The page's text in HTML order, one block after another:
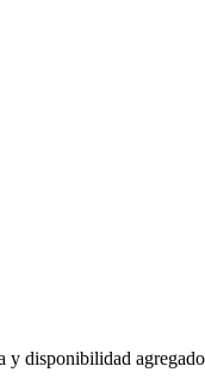
y disponibilidad